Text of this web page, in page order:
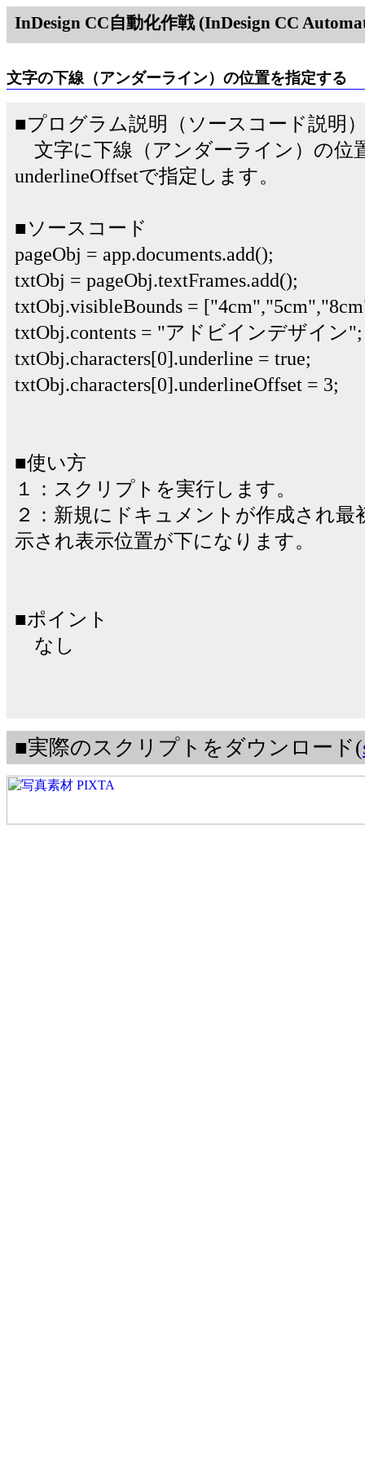
InDesign CC自動化作戦 (InDesign CC
文字の下線（アンダーライン）の位置を指定する
■プログラム説明（ソースコード説明
文字に下線（アンダーライン）の位
underlineOffsetで指定します。
■ソースコード
pageObj = app.documents.add();
txtObj = pageObj.textFrames.add();
txtObj.visibleBounds =
txtObj.contents = "アドビインデザイン";
txtObj.characters[0].underline = true;
txtObj.characters[0].underlineOffset = 3;
■使い方
１：スクリプトを実行します。
２：新規にドキュメントが作成され
示され表示位置が下になります。
■ポイント
なし
■実際のスクリプトをダウンロード(